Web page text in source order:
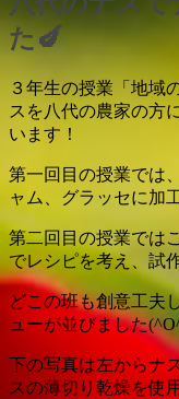
た🍆
３年生の授業「地域
スを八代の農家の方
います！
第一回目の授業では
ャム、グラッセに加
第二回目の授業では
でレシピを考え、試
どこの班も創意工夫
ューが並びました
下の写真は左からナ
スの薄切り乾燥を使